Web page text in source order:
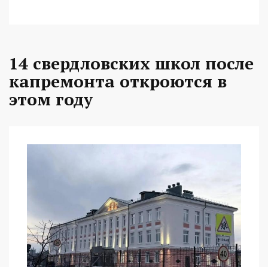
14 свердловских школ после
капремонта откроются в
этом году